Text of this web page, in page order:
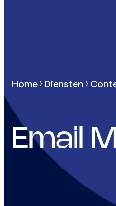
Home Diensten
Email